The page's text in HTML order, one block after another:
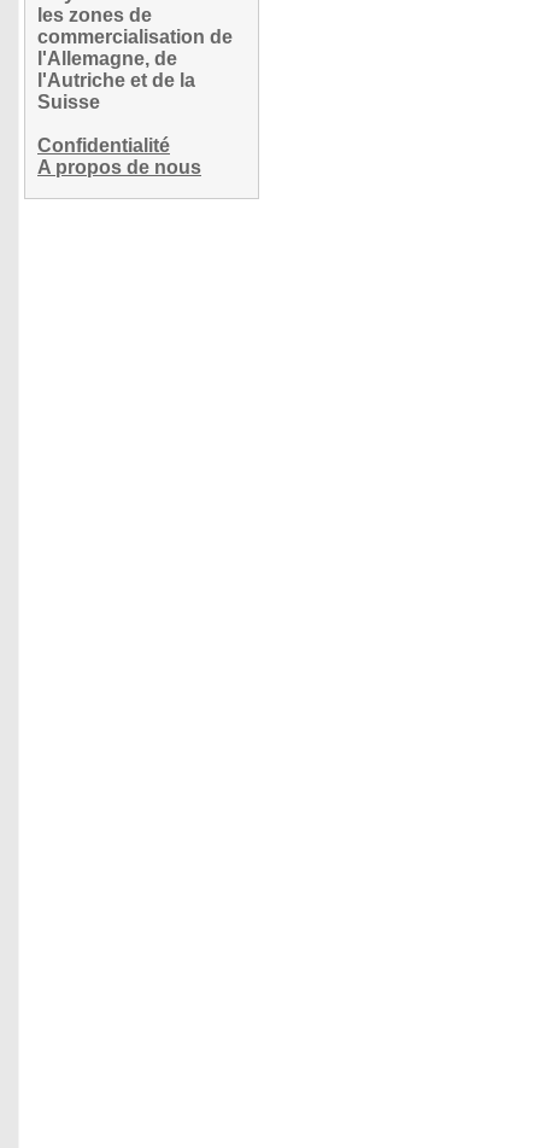
les zones de
commercialisation de
l'Allemagne, de
l'Autriche et de la
Suisse
Confidentialité
A propos de nous